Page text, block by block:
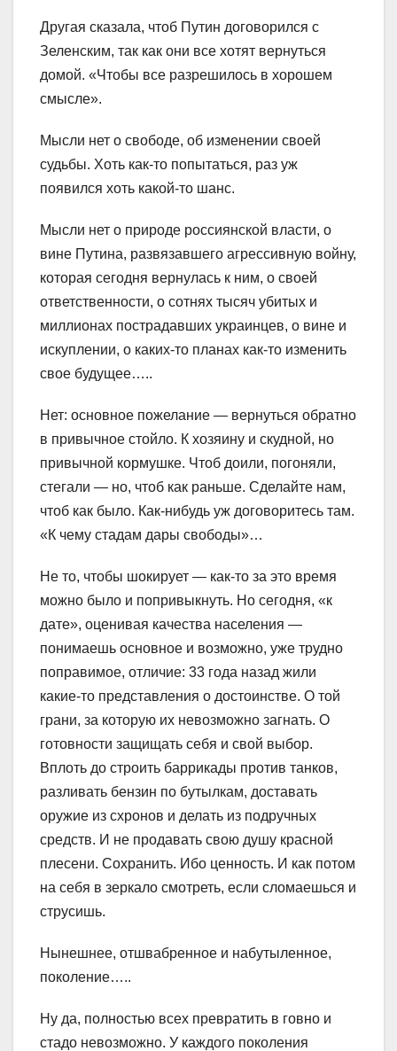
Другая сказала, чтоб Путин договорился с
Зеленским, так как они все хотят вернуться
домой. «Чтобы все разрешилось в хорошем
смысле».
Мысли нет о свободе, об изменении своей
судьбы. Хоть как-то попытаться, раз уж
появился хоть какой-то шанс.
Мысли нет о природе россиянской власти, о
вине Путина, развязавшего агрессивную войну,
которая сегодня вернулась к ним, о своей
ответственности, о сотнях тысяч убитых и
миллионах пострадавших украинцев, о вине и
искуплении, о каких-то планах как-то изменить
свое будущее…..
Нет: основное пожелание — вернуться обратно
в привычное стойло. К хозяину и скудной, но
привычной кормушке. Чтоб доили, погоняли,
стегали — но, чтоб как раньше. Сделайте нам,
чтоб как было. Как-нибудь уж договоритесь там.
«К чему стадам дары свободы»…
Не то, чтобы шокирует — как-то за это время
можно было и попривыкнуть. Но сегодня, «к
дате», оценивая качества населения —
понимаешь основное и возможно, уже трудно
поправимое, отличие: 33 года назад жили
какие-то представления о достоинстве. О той
грани, за которую их невозможно загнать. О
готовности защищать себя и свой выбор.
Вплоть до строить баррикады против танков,
разливать бензин по бутылкам, доставать
оружие из схронов и делать из подручных
средств. И не продавать свою душу красной
плесени. Сохранить. Ибо ценность. И как потом
на себя в зеркало смотреть, если сломаешься и
струсишь.
Нынешнее, отшвабренное и набутыленное,
поколение…..
Ну да, полностью всех превратить в говно и
стадо невозможно. У каждого поколения